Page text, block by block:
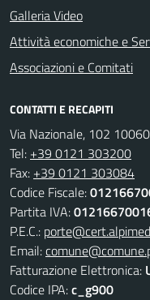
Galleria Video
Attività economiche e
Associazioni e Comitati
CONTATTI E RECAPITI
Via Nazionale, 102
Tel: +39 0121 303200
Fax: +39 0121 303084
Codice Fiscale:
Partita IVA:
P.E.C.:
Email:
Fatturazione Elettronica:
Codice IPA:c_g900